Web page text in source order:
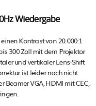
Wiedergabe
Kontrast von 20.000:1
300 Zoll mit dem Projektor
und vertikaler Lens-Shift
ist leider noch nicht
VGA, HDMI mit CEC,